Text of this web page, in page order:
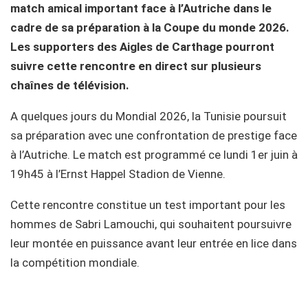
match amical important face à l’Autriche dans le
cadre de sa préparation à la Coupe du monde 2026.
Les supporters des Aigles de Carthage pourront
suivre cette rencontre en direct sur plusieurs
chaînes de télévision.
A quelques jours du Mondial 2026, la Tunisie poursuit
sa préparation avec une confrontation de prestige face
à l’Autriche. Le match est programmé ce lundi 1er juin à
19h45 à l’Ernst Happel Stadion de Vienne.
Cette rencontre constitue un test important pour les
hommes de Sabri Lamouchi, qui souhaitent poursuivre
leur montée en puissance avant leur entrée en lice dans
la compétition mondiale.